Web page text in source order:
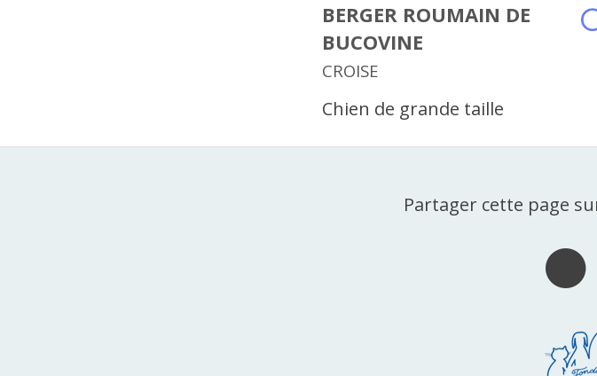
BERGER ROUMAIN DE
BUCOVINE
CROISE
Chien de grande taille
Partager cette page